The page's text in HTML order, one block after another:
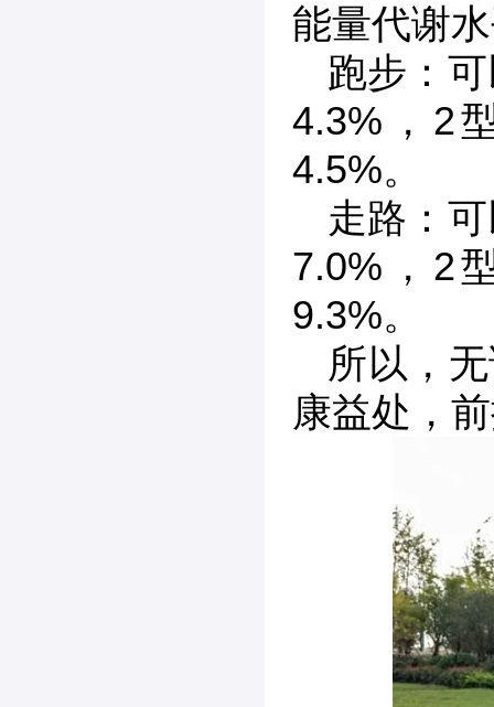
能量代谢
跑步：
4.3%，2
4.5%。
走路：
7.0%，2
9.3%。
所以，
康益处，